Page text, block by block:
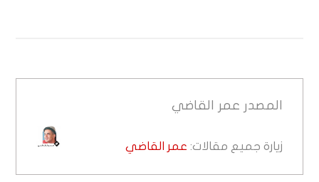
المصدر عمر القاضي
زيارة جميع مقالات: عمر القاضي